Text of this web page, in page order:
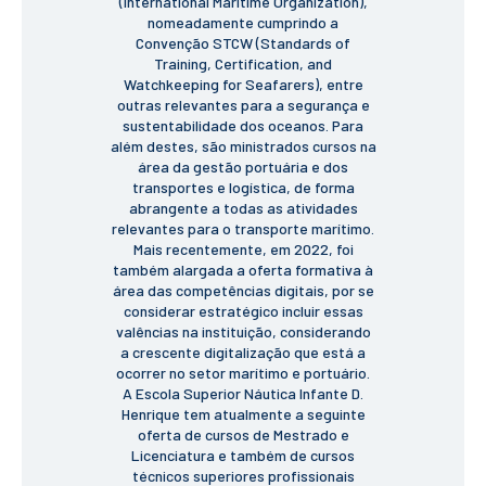
Cursos de Curta
CANDIDATURAS
Licenciaturas
Cursos TeSP
Estudantes
Internacionais
Preparatórios
nomeadamente cumprindo a
Convenção STCW (Standards of
Training, Certification, and
Watchkeeping for Seafarers), entre
outras relevantes para a segurança e
sustentabilidade dos oceanos. Para
além destes, são ministrados cursos na
área da gestão portuária e dos
transportes e logística, de forma
abrangente a todas as atividades
relevantes para o transporte marítimo.
Mais recentemente, em 2022, foi
também alargada a oferta formativa à
área das competências digitais, por se
considerar estratégico incluir essas
valências na instituição, considerando
a crescente digitalização que está a
ocorrer no setor marítimo e portuário.
A Escola Superior Náutica Infante D.
Henrique tem atualmente a seguinte
oferta de cursos de Mestrado e
Licenciatura e também de cursos
técnicos superiores profissionais